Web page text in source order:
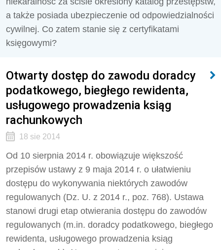
a także posiada ubezpieczenie od odpowiedzialności
cywilnej. Co zatem stanie się z certyfikatami
księgowymi?
Otwarty dostęp do zawodu doradcy
podatkowego, biegłego rewidenta,
usługowego prowadzenia ksiąg
rachunkowych
18 sie 2014
Od 10 sierpnia 2014 r. obowiązuje większość
przepisów ustawy z 9 maja 2014 r. o ułatwieniu
dostępu do wykonywania niektórych zawodów
regulowanych (Dz. U. z 2014 r., poz. 768). Ustawa
stanowi drugi etap otwierania dostępu do zawodów
regulowanych (m.in. doradcy podatkowego, biegłego
rewidenta, usługowego prowadzenia ksiąg